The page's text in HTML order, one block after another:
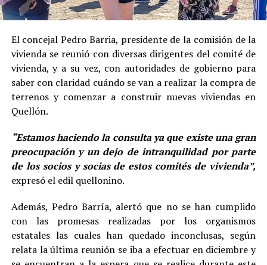
El concejal Pedro Barria, presidente de la comisión de la
vivienda se reunió con diversas dirigentes del comité de
vivienda, y a su vez, con autoridades de gobierno para
saber con claridad cuándo se van a realizar la compra de
terrenos y comenzar a construir nuevas viviendas en
Quellón.
“Estamos haciendo la consulta ya que existe una gran
preocupación y un dejo de intranquilidad por parte
de los socios y socias de estos comités de vivienda”,
expresó el edil quellonino.
Además, Pedro Barría, alertó que no se han cumplido
con las promesas realizadas por los organismos
estatales las cuales han quedado inconclusas, según
relata la última reunión se iba a efectuar en diciembre y